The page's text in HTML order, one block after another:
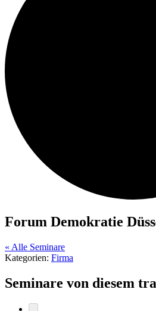
Forum Demokratie
« Alle Seminare
Kategorien: Firma
Seminare von diesem